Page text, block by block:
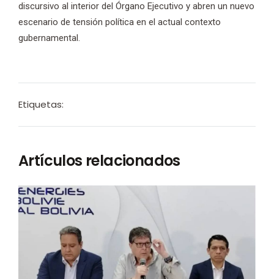
discursivo al interior del Órgano Ejecutivo y abren un nuevo
escenario de tensión política en el actual contexto
gubernamental.
Etiquetas:
Artículos relacionados